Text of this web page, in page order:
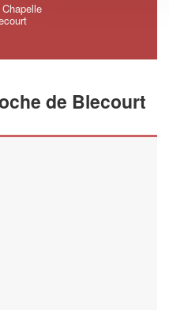
de Blecourt